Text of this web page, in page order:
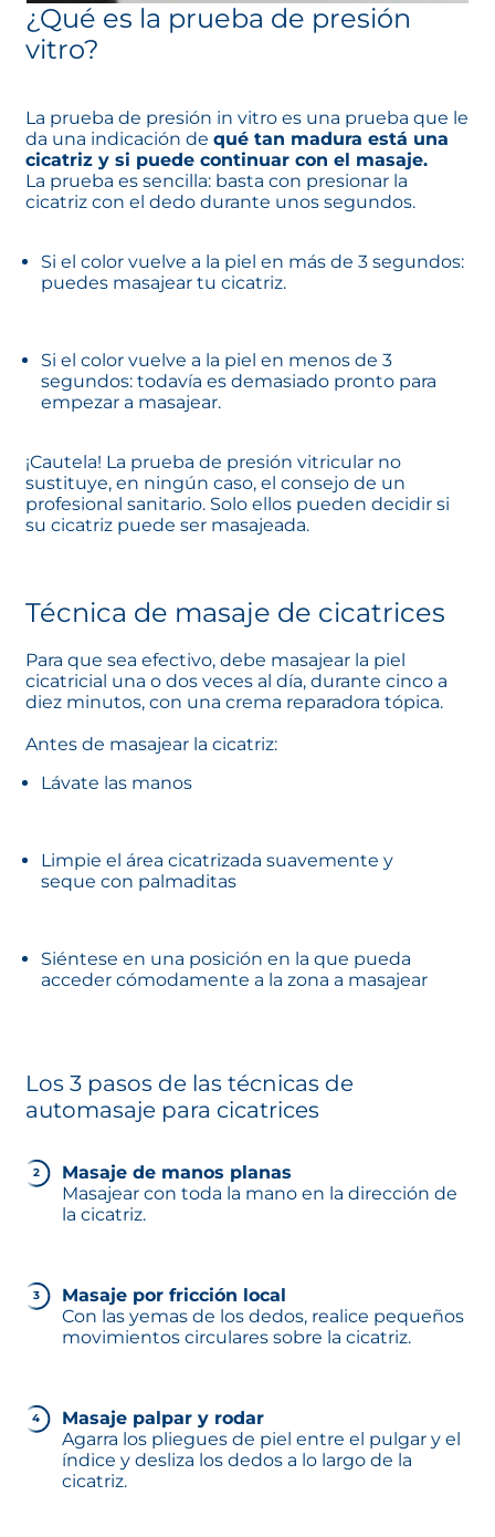
¿Qué es la prueba de presión
vitro?
La prueba de presión in vitro es una prueba que le
da una indicación de qué tan madura está una
cicatriz y si puede continuar con el masaje.
La prueba es sencilla: basta con presionar la
cicatriz con el dedo durante unos segundos.
Si el color vuelve a la piel en más de 3 segundos:
puedes masajear tu cicatriz.
Si el color vuelve a la piel en menos de 3
segundos: todavía es demasiado pronto para
empezar a masajear.
¡Cautela! La prueba de presión vitricular no
sustituye, en ningún caso, el consejo de un
profesional sanitario. Solo ellos pueden decidir si
su cicatriz puede ser masajeada.
Técnica de masaje de cicatrices
Para que sea efectivo, debe masajear la piel
cicatricial una o dos veces al día, durante cinco a
diez minutos, con una crema reparadora tópica.
Antes de masajear la cicatriz:
Lávate las manos
Limpie el área cicatrizada suavemente y
seque con palmaditas
Siéntese en una posición en la que pueda
acceder cómodamente a la zona a masajear
Los 3 pasos de las técnicas de
automasaje para cicatrices
Masaje de manos planas
Masajear con toda la mano en la dirección de
la cicatriz.
Masaje por fricción local
Con las yemas de los dedos, realice pequeños
movimientos circulares sobre la cicatriz.
Masaje palpar y rodar
Agarra los pliegues de piel entre el pulgar y el
índice y desliza los dedos a lo largo de la
cicatriz.